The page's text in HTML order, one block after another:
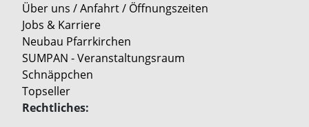
Über uns / Anfahrt / Öffnungszeiten
Jobs & Karriere
Neubau Pfarrkirchen
SUMPAN - Veranstaltungsraum
Schnäppchen
Topseller
Rechtliches: